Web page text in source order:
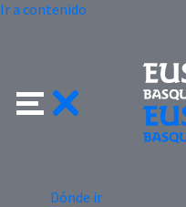
Ir a contenido
Dónde ir